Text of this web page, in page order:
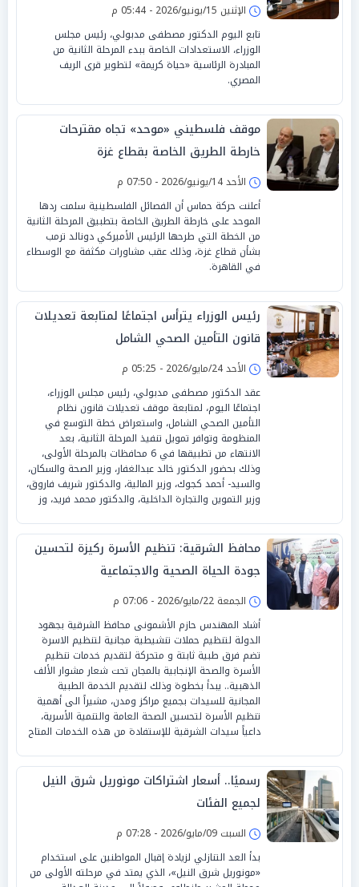
الإثنين 15/يونيو/2026 - 05:44 م
تابع اليوم الدكتور مصطفى مدبولي، رئيس مجلس
الوزراء، الاستعدادات الخاصة ببدء المرحلة الثانية من
المبادرة الرئاسية «حياة كريمة» لتطوير قرى الريف
المصري.
موقف فلسطيني «موحد» تجاه مقترحات
خارطة الطريق الخاصة بقطاع غزة
الأحد 14/يونيو/2026 - 07:50 م
أعلنت حركة حماس أن الفصائل الفلسطينية سلمت ردها
الموحد على خارطة الطريق الخاصة بتطبيق المرحلة الثانية
من الخطة التي طرحها الرئيس الأميركي دونالد ترمب
بشأن قطاع غزة، وذلك عقب مشاورات مكثفة مع الوسطاء
في القاهرة.
رئيس الوزراء يترأس اجتماعًا لمتابعة تعديلات
قانون التأمين الصحي الشامل
الأحد 24/مايو/2026 - 05:25 م
عقد الدكتور مصطفى مدبولي، رئيس مجلس الوزراء،
اجتماعًا اليوم، لمتابعة موقف تعديلات قانون نظام
التأمين الصحي الشامل، واستعراض خطة التوسع في
المنظومة وتوافر تمويل تنفيذ المرحلة الثانية، بعد
الانتهاء من تطبيقها في 6 محافظات بالمرحلة الأولى،
وذلك بحضور الدكتور خالد عبدالغفار، وزير الصحة والسكان،
والسيد- أحمد كجوك، وزير المالية، والدكتور شريف فاروق،
وزير التموين والتجارة الداخلية، والدكتور محمد فريد، وز
محافظ الشرقية: تنظيم الأسرة ركيزة لتحسين
جودة الحياة الصحية والاجتماعية
الجمعة 22/مايو/2026 - 07:06 م
أشاد المهندس حازم الأشمونى محافظ الشرقية بجهود
الدولة لتنظيم حملات تنشيطية مجانية لتنظيم الاسرة
تضم فرق طبية ثابتة و متحركة لتقديم خدمات تنظيم
الأسرة والصحة الإنجابية بالمجان تحت شعار مشوار الألف
الذهبية.. يبدأ بخطوة وذلك لتقديم الخدمة الطبية
المجانية للسيدات بجميع مراكز ومدن، مشيراً الى أهمية
تنظيم الأسرة لتحسين الصحة العامة والتنمية الأسرية،
داعياً سيدات الشرقية للإستفادة من هذه الخدمات المتاح
رسميًا.. أسعار اشتراكات مونوريل شرق النيل
لجميع الفئات
السبت 09/مايو/2026 - 07:28 م
بدأ العد التنازلي لزيادة إقبال المواطنين على استخدام
«مونوريل شرق النيل»، الذي يمتد في مرحلته الأولى من